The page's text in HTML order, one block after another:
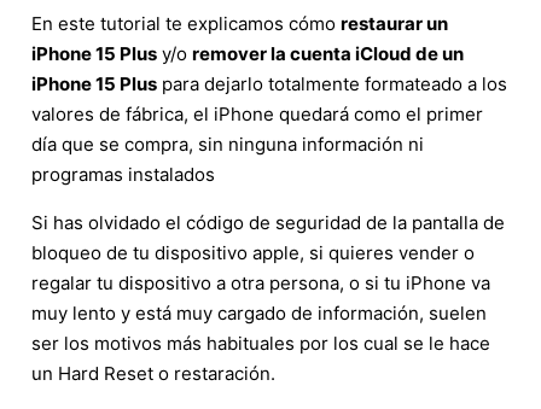
En este tutorial te explicamos cómo restaurar un
iPhone 15 Plus y/o remover la cuenta iCloud de un
iPhone 15 Plus para dejarlo totalmente formateado a los
valores de fábrica, el iPhone quedará como el primer
día que se compra, sin ninguna información ni
programas instalados
Si has olvidado el código de seguridad de la pantalla de
bloqueo de tu dispositivo apple, si quieres vender o
regalar tu dispositivo a otra persona, o si tu iPhone va
muy lento y está muy cargado de información, suelen
ser los motivos más habituales por los cual se le hace
un Hard Reset o restaración.